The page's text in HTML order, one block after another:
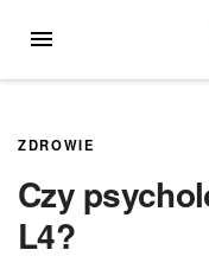
MENU
ZDROWIE
Czy
L4?